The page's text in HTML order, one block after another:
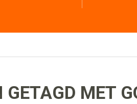
GETAGD MET